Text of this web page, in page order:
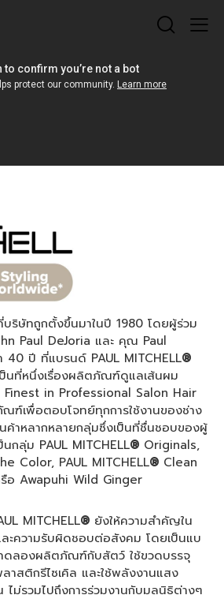
กตั้งขึ้นมาในปี 1980 โดยผู้ร่วม
Paul DeJoria และ คุณ Paul
40 ปี ที่แบรนด์ PAUL MITCHELL®
ป็นที่หนึ่งเรื่องผลิตภัณฑ์ดูแลเส้นผม
Finest in Professional Salon Hair
ฑ์เพื่อตอบโจทย์ทุกการใช้งานของช่าง
ค้าหลากหลายกลุ่มซึ่งเป็นที่ชื่นชอบของผู้
นกลุ่ม PAUL MITCHELL® Originals,
Color, PAUL MITCHELL® Clean
อ Awapuhi Wild Ginger
® ยังให้ความสำคัญใน
ะความรับผิดชอบต่อสังคม โดยเป็นแบ
ดลองผลิตภัณฑ์กับสัตว์ ใช้ขวดบรรจุ
สติกรีไซเคิล และใช้พลังงานแสง
ไม่รวมไปถึงการร่วมงานกับมูลนิธิต่างๆ